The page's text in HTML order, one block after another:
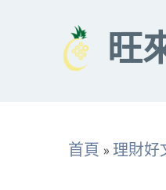
旺
首頁 » 理財好